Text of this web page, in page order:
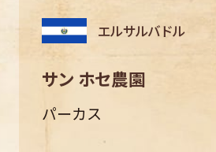
エルサルバドル
サン ホセ農園
パーカス